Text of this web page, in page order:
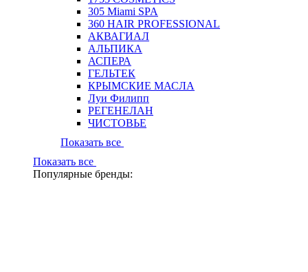
305 Miami SPA
360 HAIR PROFESSIONAL
АКВАГИАЛ
АЛЬПИКА
АСПЕРА
ГЕЛЬТЕК
КРЫМСКИЕ МАСЛА
Луи Филипп
РЕГЕНЕЛАН
ЧИСТОВЬЕ
Показать все
Показать все
Популярные бренды: